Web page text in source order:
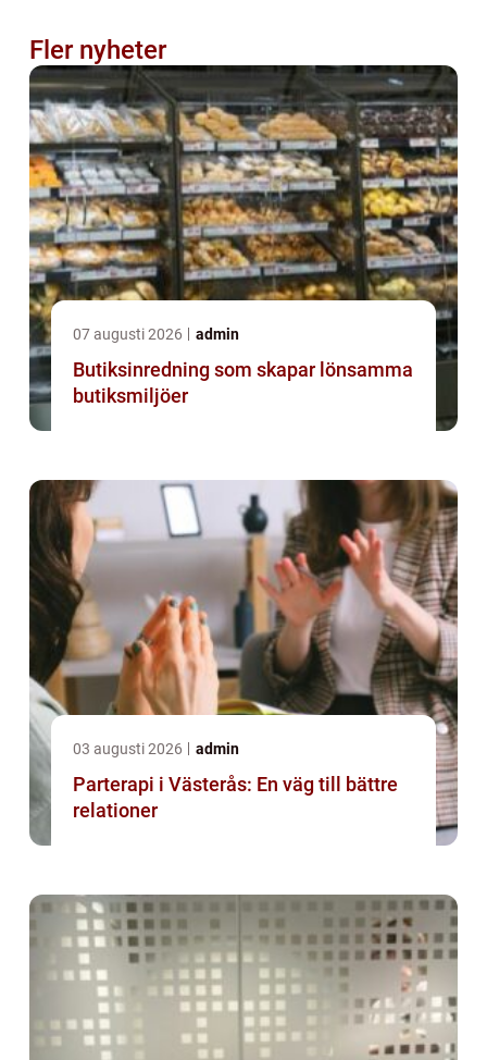
Fler nyheter
07 augusti 2026 admin
Butiksinredning som skapar lönsamma
butiksmiljöer
03 augusti 2026 admin
Parterapi i Västerås: En väg till bättre
relationer